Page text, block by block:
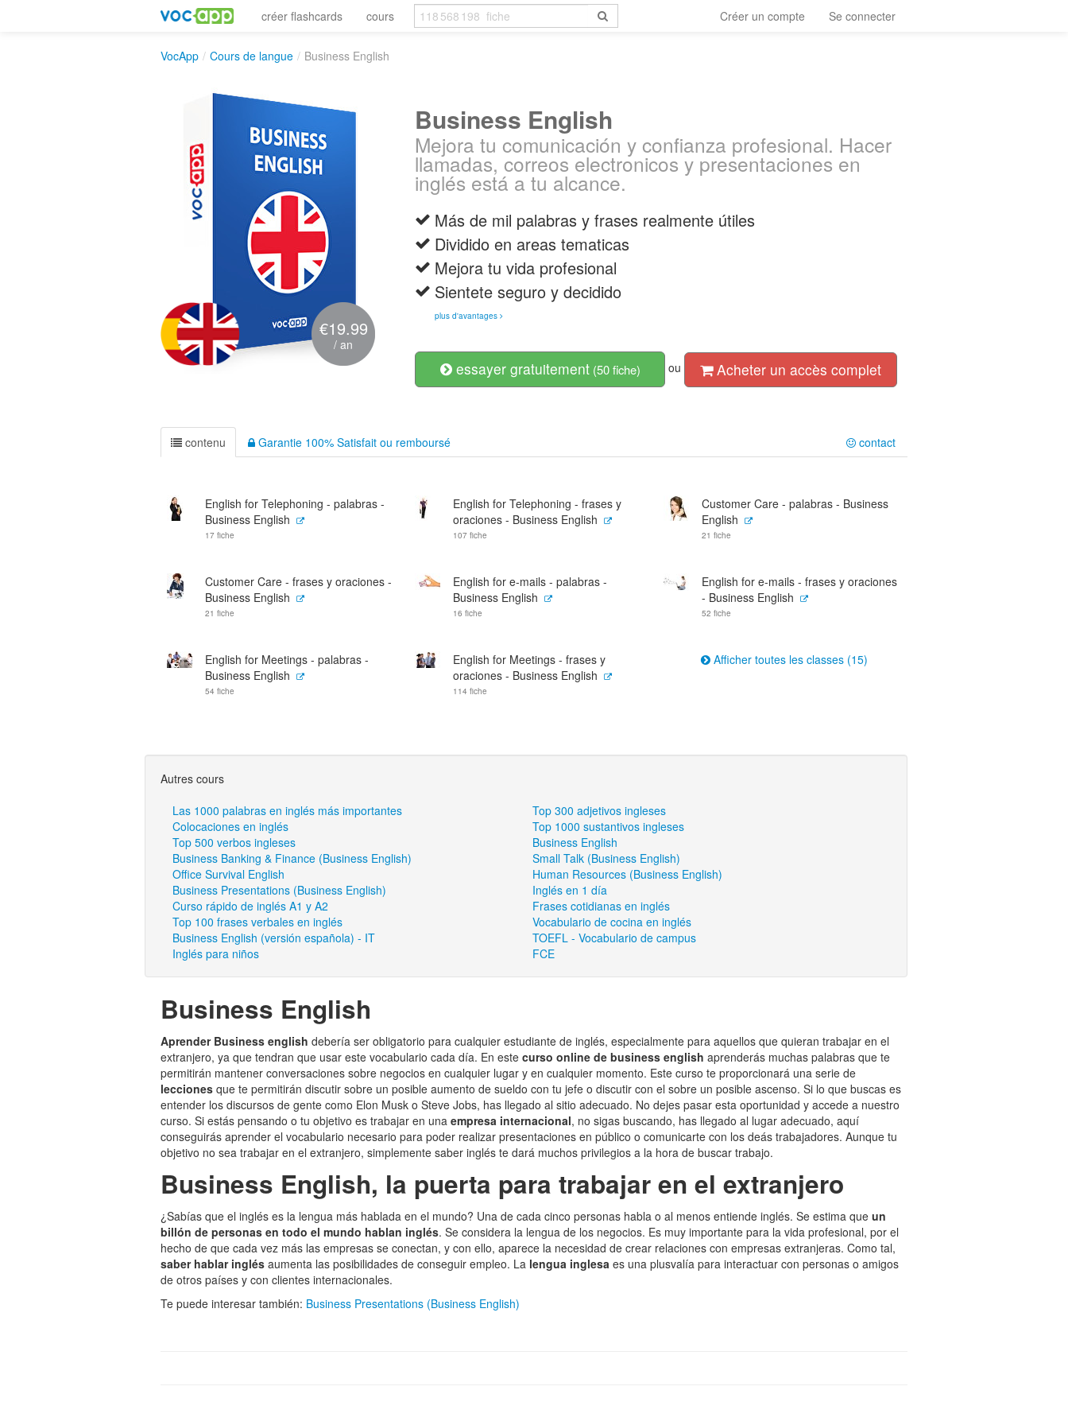
créer flashcards cours Créer un compte Se connecter
VocApp / Cours de langue / Business English
€19.99
/ an
Business English
Mejora tu comunicación y confianza profesional. Hacer
llamadas, correos electronicos y presentaciones en
inglés está a tu alcance.
Más de mil palabras y frases realmente útiles
Dividido en areas tematicas
Mejora tu vida profesional
Sientete seguro y decidido
plus d'avantages
essayer gratuitement(50 fiche) ou Acheter un accès complet
contenu Garantie 100% Satisfait ou remboursé contact
English for Telephoning - palabras -
Business English
17 fiche
English for Telephoning - frases y
oraciones - Business English
107 fiche
Customer Care - palabras - Business
English
21 fiche
Customer Care - frases y oraciones -
Business English
21 fiche
English for e-mails - palabras -
Business English
16 fiche
English for e-mails - frases y oraciones
- Business English
52 fiche
English for Meetings - palabras -
Business English
54 fiche
English for Meetings - frases y
oraciones - Business English
114 fiche
Afficher toutes les classes (15)
Autres cours
Las 1000 palabras en inglés más importantes
Top 300 adjetivos ingleses
Colocaciones en inglés
Top 1000 sustantivos ingleses
Top 500 verbos ingleses
Business English
Business Banking & Finance (Business English)
Small Talk (Business English)
Office Survival English
Human Resources (Business English)
Business Presentations (Business English)
Inglés en 1 día
Curso rápido de inglés A1 y A2
Frases cotidianas en inglés
Top 100 frases verbales en inglés
Vocabulario de cocina en inglés
Business English (versión española) - IT
TOEFL - Vocabulario de campus
Inglés para niños
FCE
Business English
Aprender Business english debería ser obligatorio para cualquier estudiante de inglés, especialmente para aquellos que quieran trabajar en el
extranjero, ya que tendran que usar este vocabulario cada día. En este curso online de business english aprenderás muchas palabras que te
permitirán mantener conversaciones sobre negocios en cualquier lugar y en cualquier momento. Este curso te proporcionará una serie de
lecciones que te permitirán discutir sobre un posible aumento de sueldo con tu jefe o discutir con el sobre un posible ascenso. Si lo que buscas es
entender los discursos de gente como Elon Musk o Steve Jobs, has llegado al sitio adecuado. No dejes pasar esta oportunidad y accede a nuestro
curso. Si estás pensando o tu objetivo es trabajar en una empresa internacional, no sigas buscando, has llegado al lugar adecuado, aquí
conseguirás aprender el vocabulario necesario para poder realizar presentaciones en público o comunicarte con los deás trabajadores. Aunque tu
objetivo no sea trabajar en el extranjero, simplemente saber inglés te dará muchos privilegios a la hora de buscar trabajo.
Business English, la puerta para trabajar en el extranjero
¿Sabías que el inglés es la lengua más hablada en el mundo? Una de cada cinco personas habla o al menos entiende inglés. Se estima que un
billón de personas en todo el mundo hablan inglés. Se considera la lengua de los negocios. Es muy importante para la vida profesional, por el
hecho de que cada vez más las empresas se conectan, y con ello, aparece la necesidad de crear relaciones con empresas extranjeras. Como tal,
saber hablar inglés aumenta las posibilidades de conseguir empleo. La lengua inglesa es una plusvalía para interactuar con personas o amigos
de otros países y con clientes internacionales.
Te puede interesar también: Business Presentations (Business English)